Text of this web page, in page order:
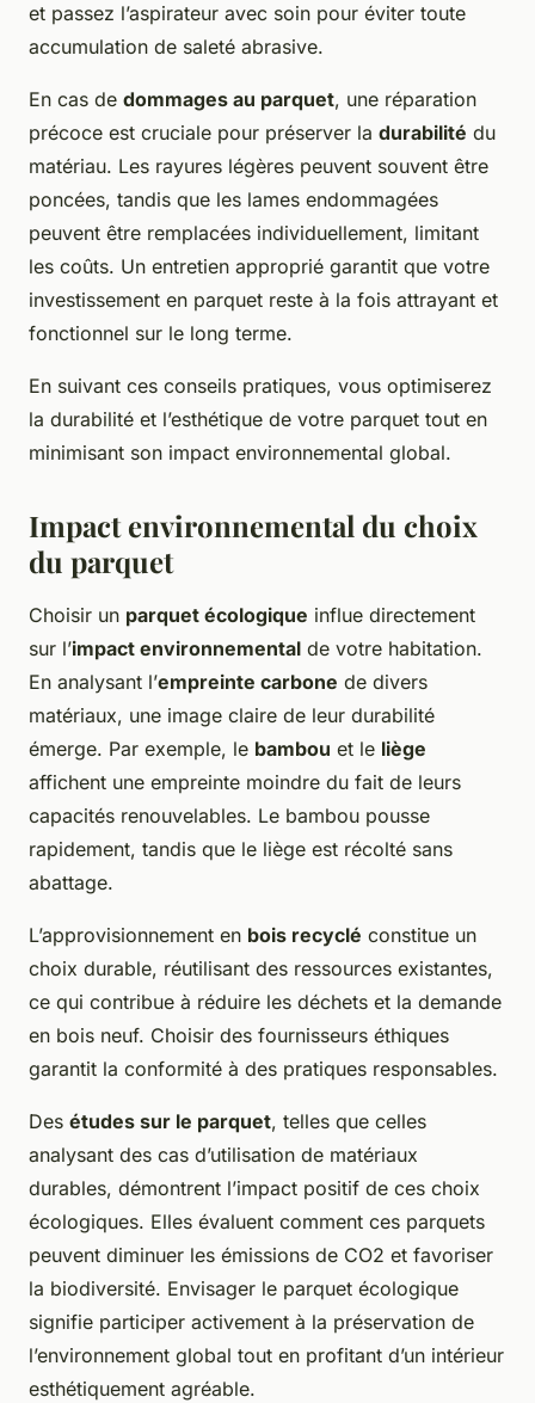
et passez l’aspirateur avec soin pour éviter toute
accumulation de saleté abrasive.
En cas de dommages au parquet, une réparation
précoce est cruciale pour préserver la durabilité du
matériau. Les rayures légères peuvent souvent être
poncées, tandis que les lames endommagées
peuvent être remplacées individuellement, limitant
les coûts. Un entretien approprié garantit que votre
investissement en parquet reste à la fois attrayant et
fonctionnel sur le long terme.
En suivant ces conseils pratiques, vous optimiserez
la durabilité et l’esthétique de votre parquet tout en
minimisant son impact environnemental global.
Impact environnemental du choix
du parquet
Choisir un parquet écologique influe directement
sur l’impact environnemental de votre habitation.
En analysant l’empreinte carbone de divers
matériaux, une image claire de leur durabilité
émerge. Par exemple, le bambou et le liège
affichent une empreinte moindre du fait de leurs
capacités renouvelables. Le bambou pousse
rapidement, tandis que le liège est récolté sans
abattage.
L’approvisionnement en bois recyclé constitue un
choix durable, réutilisant des ressources existantes,
ce qui contribue à réduire les déchets et la demande
en bois neuf. Choisir des fournisseurs éthiques
garantit la conformité à des pratiques responsables.
Des études sur le parquet, telles que celles
analysant des cas d’utilisation de matériaux
durables, démontrent l’impact positif de ces choix
écologiques. Elles évaluent comment ces parquets
peuvent diminuer les émissions de CO2 et favoriser
la biodiversité. Envisager le parquet écologique
signifie participer activement à la préservation de
l’environnement global tout en profitant d’un intérieur
esthétiquement agréable.